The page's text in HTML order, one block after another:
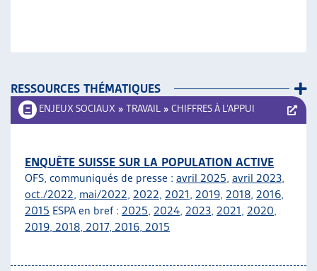
RESSOURCES THÉMATIQUES
ENJEUX SOCIAUX » TRAVAIL » CHIFFRES À L’APPUI
ENQUÊTE SUISSE SUR LA POPULATION ACTIVE
OFS, communiqués de presse : avril 2025, avril 2023,
oct./2022, mai/2022, 2022, 2021, 2019, 2018, 2016,
2015 ESPA en bref : 2025, 2024, 2023, 2021, 2020,
2019, 2018, 2017, 2016, 2015